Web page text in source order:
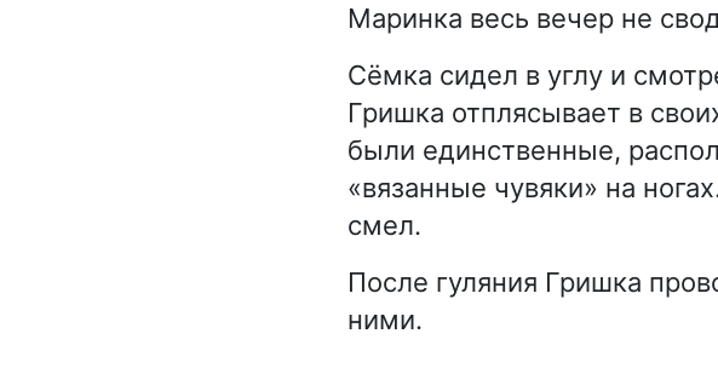
Маринка весь вечер не
Сёмка сидел в углу и
Гришка отплясывает в
были единственные,
«вязанные чувяки» на
смел.
После гуляния Гришка
ними.